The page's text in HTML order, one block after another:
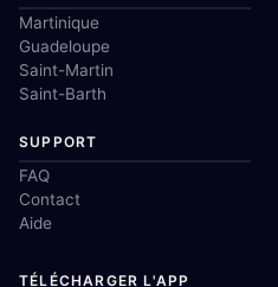
Martinique
Guadeloupe
Saint-Martin
Saint-Barth
SUPPORT
FAQ
Contact
Aide
TÉLÉCHARGER L'APP